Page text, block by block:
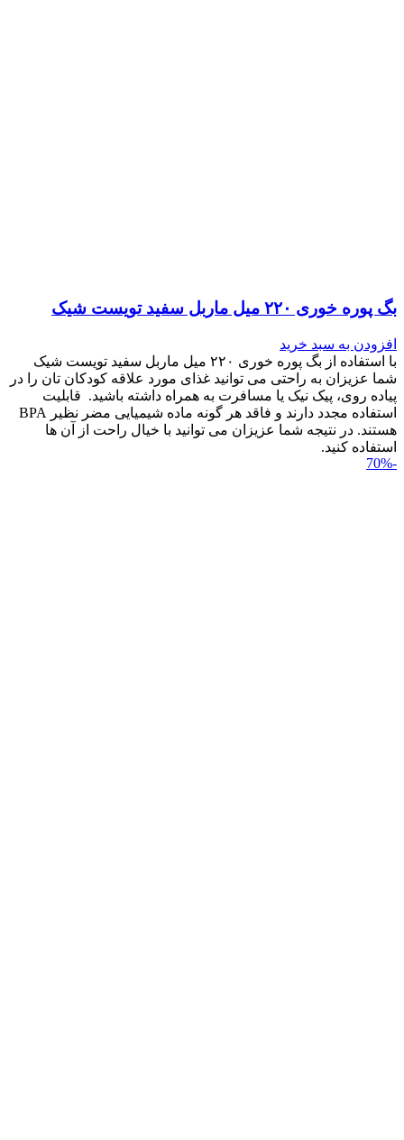
بگ پوره خوری ۲۲۰ میل ماربل سفید تویست شیک
افزودن به سبد خرید
با استفاده از بگ پوره خوری ۲۲۰ میل ماربل سفید تویست شیک
شما عزیزان به راحتی می توانید غذای مورد علاقه کودکان تان را در
پیاده روی، پیک نیک یا مسافرت به همراه داشته باشید. قابلیت
استفاده مجدد دارند و فاقد هر گونه ماده شیمیایی مضر نظیر BPA
هستند. در نتیجه شما عزیزان می توانید با خیال راحت از آن ها
استفاده کنید.
-70%